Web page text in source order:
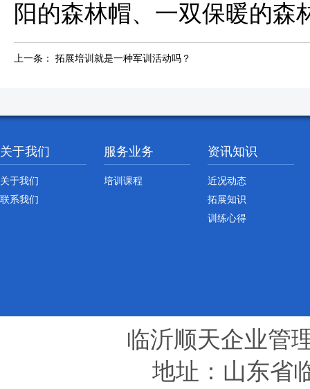
阳的森林帽、一双保暖的森
上一条： 拓展培训就是一种军训活动吗？
关于我们
关于我们
联系我们
服务业务
培训课程
资讯知识
近况动态
拓展知识
训练心得
临沂顺天企业管
地址：山东省